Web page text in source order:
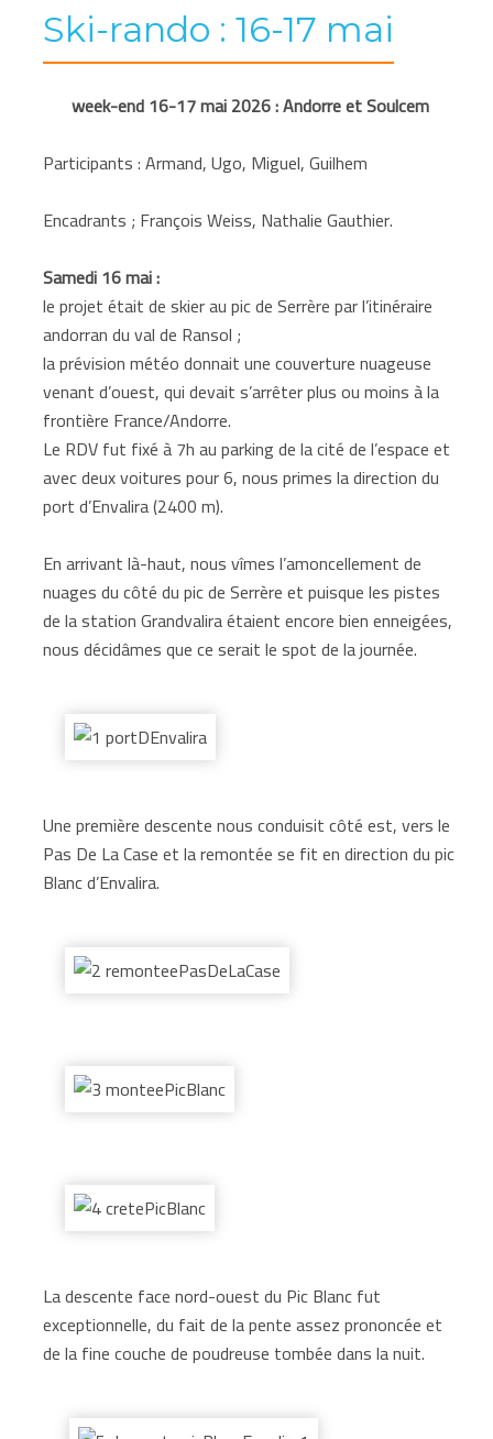
Ski-rando : 16-17 mai
week-end 16-17 mai 2026 : Andorre et Soulcem
Participants : Armand, Ugo, Miguel, Guilhem
Encadrants ; François Weiss, Nathalie Gauthier.
Samedi 16 mai :
le projet était de skier au pic de Serrère par l’itinéraire
andorran du val de Ransol ;
la prévision météo donnait une couverture nuageuse
venant d’ouest, qui devait s’arrêter plus ou moins à la
frontière France/Andorre.
Le RDV fut fixé à 7h au parking de la cité de l’espace et
avec deux voitures pour 6, nous primes la direction du
port d’Envalira (2400 m).
En arrivant là-haut, nous vîmes l’amoncellement de
nuages du côté du pic de Serrère et puisque les pistes
de la station Grandvalira étaient encore bien enneigées,
nous décidâmes que ce serait le spot de la journée.
Une première descente nous conduisit côté est, vers le
Pas De La Case et la remontée se fit en direction du pic
Blanc d’Envalira.
La descente face nord-ouest du Pic Blanc fut
exceptionnelle, du fait de la pente assez prononcée et
de la fine couche de poudreuse tombée dans la nuit.